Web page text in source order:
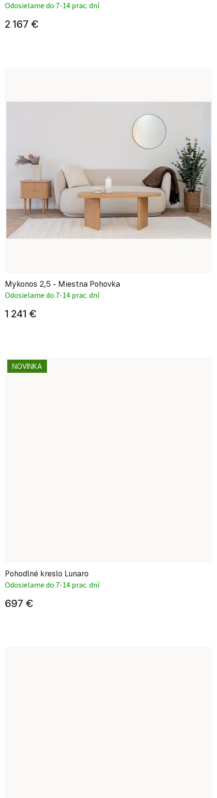
Odosielame do 7-14 prac. dní
2 167 €
Mykonos 2,5 - Miestna Pohovka
Odosielame do 7-14 prac. dní
1 241 €
NOVINKA
Pohodlné kreslo Lunaro
Odosielame do 7-14 prac. dní
697 €